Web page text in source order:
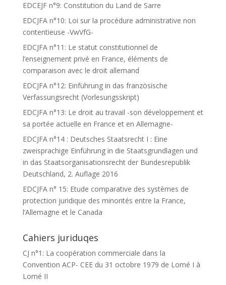
EDCEJF n°9: Constitution du Land de Sarre
EDCJFA n°10: Loi sur la procédure administrative non
contentieuse -VwVfG-
EDCJFA n°11: Le statut constitutionnel de
l’enseignement privé en France, éléments de
comparaison avec le droit allemand
EDCJFA n°12: Einführung in das französische
Verfassungsrecht (Vorlesungsskript)
EDCJFA n°13: Le droit au travail -son développement et
sa portée actuelle en France et en Allemagne-
EDCJFA n°14 : Deutsches Staatsrecht I : Eine
zweisprachige Einführung in die Staatsgrundlagen und
in das Staatsorganisationsrecht der Bundesrepublik
Deutschland, 2. Auflage 2016
EDCJFA n° 15: Etude comparative des systèmes de
protection juridique des minorités entre la France,
l’Allemagne et le Canada
Cahiers juriduqes
CJ n°1: La coopération commerciale dans la
Convention ACP- CEE du 31 octobre 1979 de Lomé I à
Lomé II